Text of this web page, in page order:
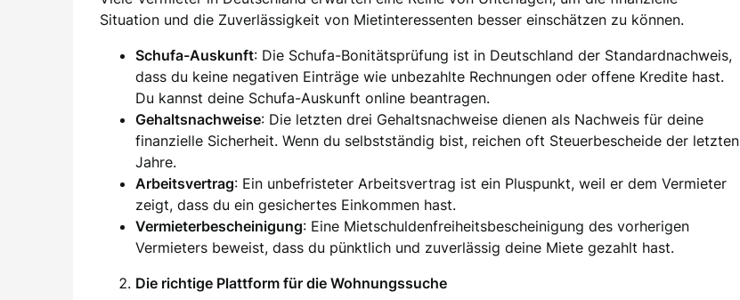
Situation und die Zuverlässigkeit von Mietinteressenten besser einschätzen zu können.
Schufa-Auskunft: Die Schufa-Bonitätsprüfung ist in Deutschland der Standardnachweis,
dass du keine negativen Einträge wie unbezahlte Rechnungen oder offene Kredite hast.
Du kannst deine Schufa-Auskunft online beantragen.
Gehaltsnachweise: Die letzten drei Gehaltsnachweise dienen als Nachweis für deine
finanzielle Sicherheit. Wenn du selbstständig bist, reichen oft Steuerbescheide der letzten
Jahre.
Arbeitsvertrag: Ein unbefristeter Arbeitsvertrag ist ein Pluspunkt, weil er dem Vermieter
zeigt, dass du ein gesichertes Einkommen hast.
Vermieterbescheinigung: Eine Mietschuldenfreiheitsbescheinigung des vorherigen
Vermieters beweist, dass du pünktlich und zuverlässig deine Miete gezahlt hast.
Die richtige Plattform für die Wohnungssuche